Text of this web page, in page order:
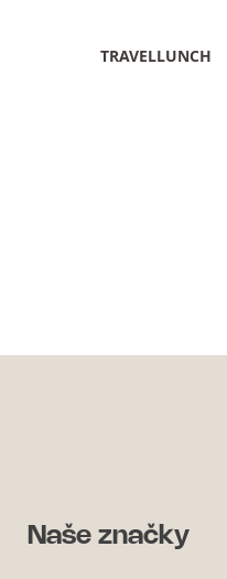
TRAVELLUNCH
Naše značky